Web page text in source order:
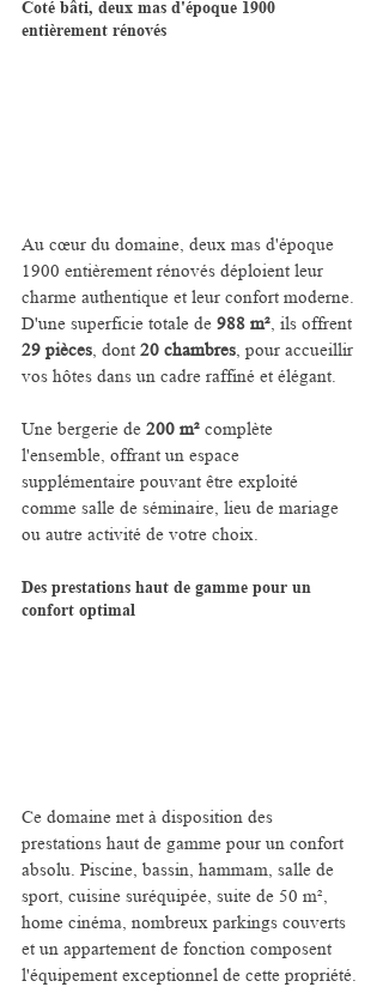
Coté bâti, deux mas d'époque 1900
entièrement rénovés
Au cœur du domaine, deux mas d'époque
1900 entièrement rénovés déploient leur
charme authentique et leur confort moderne.
D'une superficie totale de 988 m², ils offrent
29 pièces, dont 20 chambres, pour accueillir
vos hôtes dans un cadre raffiné et élégant.
Une bergerie de 200 m² complète
l'ensemble, offrant un espace
supplémentaire pouvant être exploité
comme salle de séminaire, lieu de mariage
ou autre activité de votre choix.
Des prestations haut de gamme pour un
confort optimal
Ce domaine met à disposition des
prestations haut de gamme pour un confort
absolu. Piscine, bassin, hammam, salle de
sport, cuisine suréquipée, suite de 50 m²,
home cinéma, nombreux parkings couverts
et un appartement de fonction composent
l'équipement exceptionnel de cette propriété.